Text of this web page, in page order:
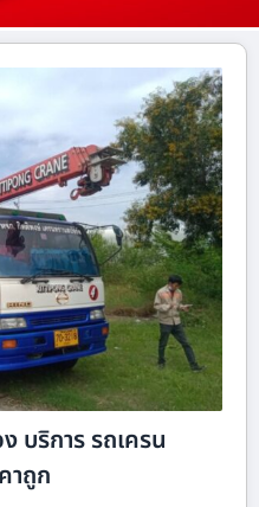
บริการ รถเครน
าถูก